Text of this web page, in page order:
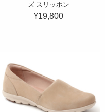
ズ スリッポン
¥19,800